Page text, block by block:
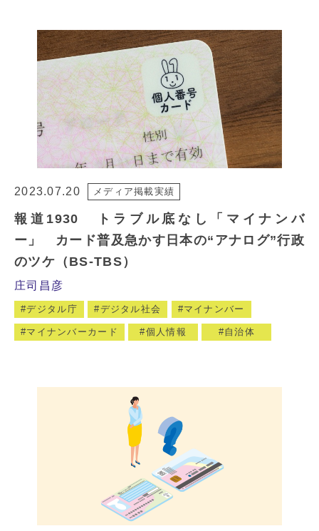
2023.07.20 メディア掲載実績
報道1930 トラブル底なし「マイナンバ
ー」 カード普及急かす日本の“アナログ”行政
のツケ（BS-TBS）
庄司昌彦
デジタル庁 デジタル社会 マイナンバー
マイナンバーカード 個人情報 自治体